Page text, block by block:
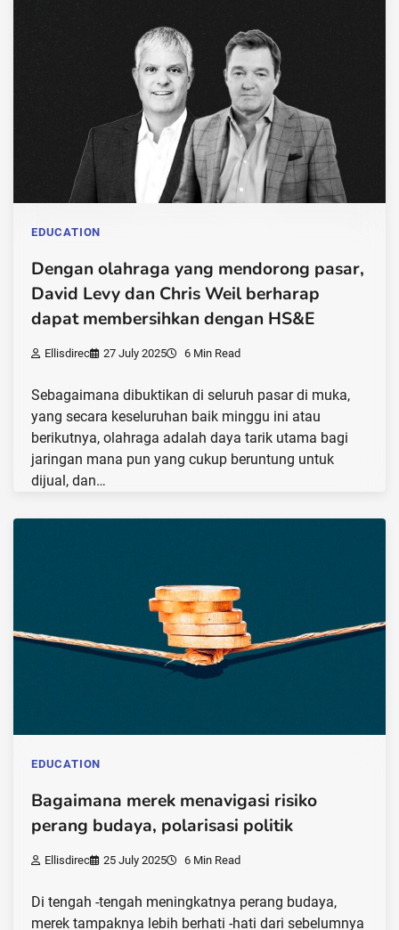
EDUCATION
Dengan olahraga yang mendorong pasar,
David Levy dan Chris Weil berharap
dapat membersihkan dengan HS&E
Ellisdirec 27 July 2025 6 Min Read
Sebagaimana dibuktikan di seluruh pasar di muka,
yang secara keseluruhan baik minggu ini atau
berikutnya, olahraga adalah daya tarik utama bagi
jaringan mana pun yang cukup beruntung untuk
dijual, dan…
EDUCATION
Bagaimana merek menavigasi risiko
perang budaya, polarisasi politik
Ellisdirec 25 July 2025 6 Min Read
Di tengah -tengah meningkatnya perang budaya,
merek tampaknya lebih berhati -hati dari sebelumnya